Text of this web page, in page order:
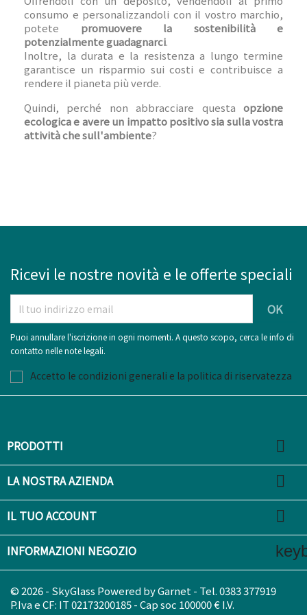
consumo e personalizzandoli con il vostro marchio,
potete promuovere la sostenibilità e
potenzialmente guadagnarci.
Inoltre, la durata e la resistenza a lungo termine
garantisce un risparmio sui costi e contribuisce a
rendere il pianeta più verde.
Quindi, perché non abbracciare questa opzione
ecologica e avere un impatto positivo sia sulla vostra
attività che sull'ambiente?
Ricevi le nostre novità e le offerte speciali
Puoi annullare l'iscrizione in ogni momenti. A questo scopo, cerca le info di
contatto nelle note legali.
Accetto le condizioni generali e la politica di riservatezza
PRODOTTI 
LA NOSTRA AZIENDA 
IL TUO ACCOUNT 
INFORMAZIONI NEGOZIO
© 2026 - SkyGlass Powered by Garnet - Tel. 0383 377919
P.Iva e CF: IT 02173200185 - Cap soc 100000 € I.V.